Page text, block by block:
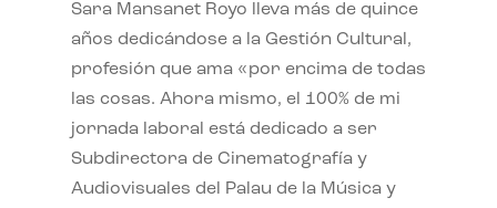
Sara Mansanet Royo lleva más de quince
años dedicándose a la Gestión Cultural,
profesión que ama «por encima de todas
las cosas. Ahora mismo, el 100% de mi
jornada laboral está dedicado a ser
Subdirectora de Cinematografía y
Audiovisuales del Palau de la Música y